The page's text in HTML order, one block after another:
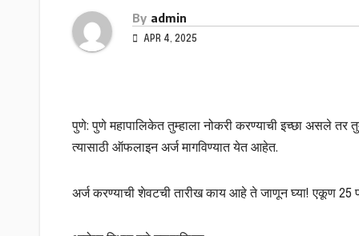
By admin
APR 4, 2025
पुणे: पुणे महापालिकेत तुम्हाला नोकरी करण्याची इच्छा असले तर
त्यासाठी ऑफलाइन अर्ज मागविण्यात येत आहेत.
अर्ज करण्याची शेवटची तारीख काय आहे ते जाणून घ्या! एकूण 25